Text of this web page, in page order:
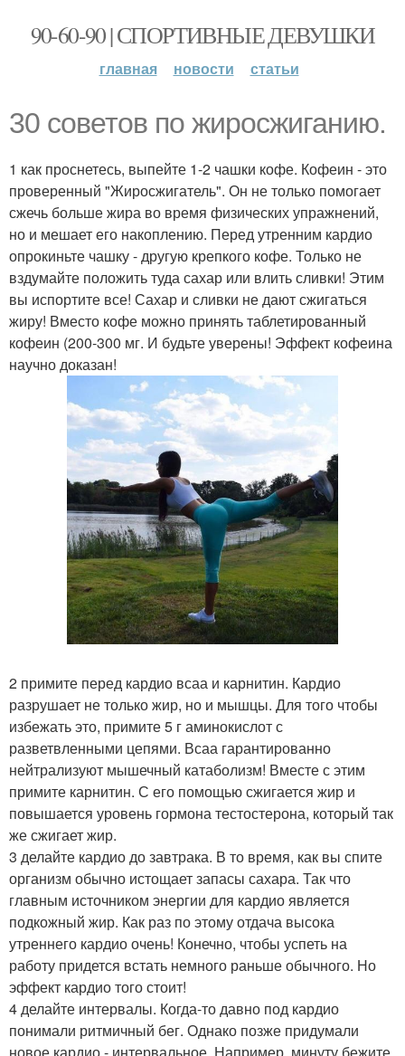
90-60-90 | СПОРТИВНЫЕ ДЕВУШКИ
главная новости статьи
30 советов по жиросжиганию.
1 как проснетесь, выпейте 1-2 чашки кофе. Кофеин - это
проверенный "Жиросжигатель". Он не только помогает
сжечь больше жира во время физических упражнений,
но и мешает его накоплению. Перед утренним кардио
опрокиньте чашку - другую крепкого кофе. Только не
вздумайте положить туда сахар или влить сливки! Этим
вы испортите все! Сахар и сливки не дают сжигаться
жиру! Вместо кофе можно принять таблетированный
кофеин (200-300 мг. И будьте уверены! Эффект кофеина
научно доказан!
2 примите перед кардио всаа и карнитин. Кардио
разрушает не только жир, но и мышцы. Для того чтобы
избежать это, примите 5 г аминокислот с
разветвленными цепями. Всаа гарантированно
нейтрализуют мышечный катаболизм! Вместе с этим
примите карнитин. С его помощью сжигается жир и
повышается уровень гормона тестостерона, который так
же сжигает жир.
3 делайте кардио до завтрака. В то время, как вы спите
организм обычно истощает запасы сахара. Так что
главным источником энергии для кардио является
подкожный жир. Как раз по этому отдача высока
утреннего кардио очень! Конечно, чтобы успеть на
работу придется встать немного раньше обычного. Но
эффект кардио того стоит!
4 делайте интервалы. Когда-то давно под кардио
понимали ритмичный бег. Однако позже придумали